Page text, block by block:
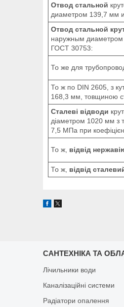
Отвод стальной
диаметром 139,7 мм
Отвод стальной
наружным
ГОСТ 30753:
То же для
То ж по DIN 2605, з
168,3 мм, товщиною
Сталеві відводи
діаметром 1020 мм з
7,5 МПа при
То ж, відвід
То ж, відвід
САНТЕХНІКА ТА
Лічильники води
Каналізаційні системи
Радіатори опалення